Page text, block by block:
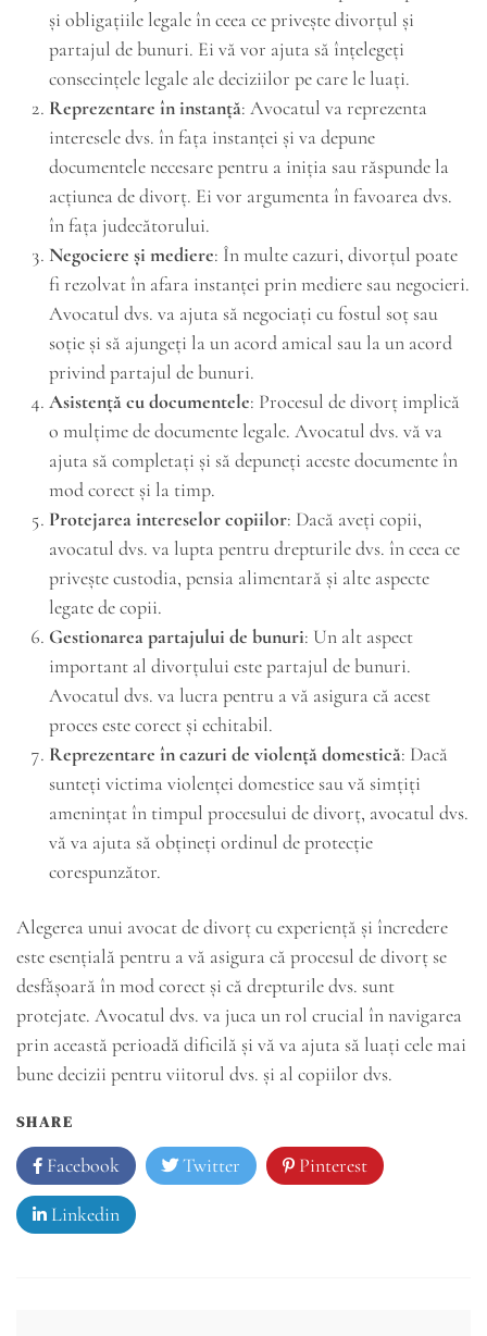
și obligațiile legale în ceea ce privește divorțul și
partajul de bunuri. Ei vă vor ajuta să înțelegeți
consecințele legale ale deciziilor pe care le luați.
Reprezentare în instanță: Avocatul va reprezenta
interesele dvs. în fața instanței și va depune
documentele necesare pentru a iniția sau răspunde la
acțiunea de divorț. Ei vor argumenta în favoarea dvs.
în fața judecătorului.
Negociere și mediere: În multe cazuri, divorțul poate
fi rezolvat în afara instanței prin mediere sau negocieri.
Avocatul dvs. va ajuta să negociați cu fostul soț sau
soție și să ajungeți la un acord amical sau la un acord
privind partajul de bunuri.
Asistență cu documentele: Procesul de divorț implică
o mulțime de documente legale. Avocatul dvs. vă va
ajuta să completați și să depuneți aceste documente în
mod corect și la timp.
Protejarea intereselor copiilor: Dacă aveți copii,
avocatul dvs. va lupta pentru drepturile dvs. în ceea ce
privește custodia, pensia alimentară și alte aspecte
legate de copii.
Gestionarea partajului de bunuri: Un alt aspect
important al divorțului este partajul de bunuri.
Avocatul dvs. va lucra pentru a vă asigura că acest
proces este corect și echitabil.
Reprezentare în cazuri de violență domestică: Dacă
sunteți victima violenței domestice sau vă simțiți
amenințat în timpul procesului de divorț, avocatul dvs.
vă va ajuta să obțineți ordinul de protecție
corespunzător.
Alegerea unui avocat de divorț cu experiență și încredere
este esențială pentru a vă asigura că procesul de divorț se
desfășoară în mod corect și că drepturile dvs. sunt
protejate. Avocatul dvs. va juca un rol crucial în navigarea
prin această perioadă dificilă și vă va ajuta să luați cele mai
bune decizii pentru viitorul dvs. și al copiilor dvs.
SHARE
Facebook Twitter Pinterest
Linkedin